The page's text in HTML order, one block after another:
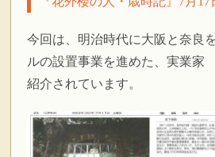
今回は、明治時代に大阪と奈良
ルの設置事業を進めた、実業家
紹介されています。